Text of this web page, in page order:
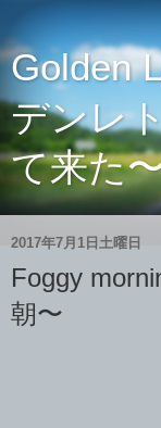
Golden
デンレ
て来た
2017年7月1日土曜日
Foggy
朝〜